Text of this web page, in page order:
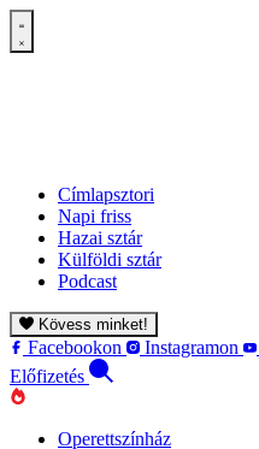
Címlapsztori
Napi friss
Hazai sztár
Külföldi sztár
Podcast
Kövess minket!
Facebookon Instagramon
Előfizetés
Operettszínház